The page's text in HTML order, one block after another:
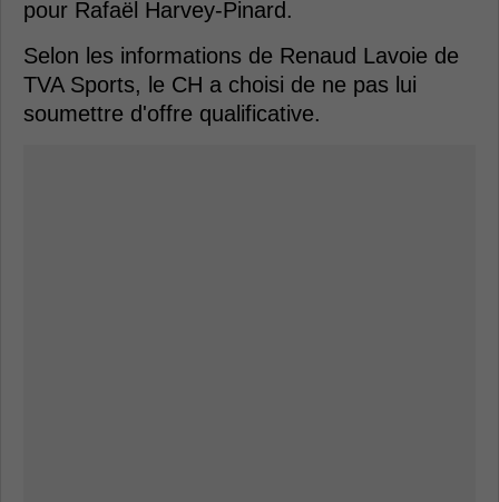
pour Rafaël Harvey-Pinard.
Selon les informations de Renaud Lavoie de
TVA Sports, le CH a choisi de ne pas lui
soumettre d'offre qualificative.